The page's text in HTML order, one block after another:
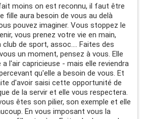
moins on est reconnu, il faut être
fille aura besoin de vous au delà
pouvez imaginer. Vous stoppez le
vous prenez votre vie en main,
de sport, assoc.... Faites des
un moment, pensez à vous. Elle
l'air capricieuse - mais elle reviendra
qu'elle a besoin de vous. Et
d'avoir saisi cette opportunité de
de la servir et elle vous respectera.
êtes son pilier, son exemple et elle
En vous imposant vous la